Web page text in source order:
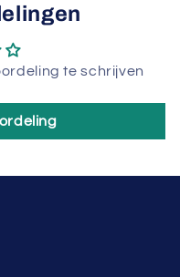
te schrijven